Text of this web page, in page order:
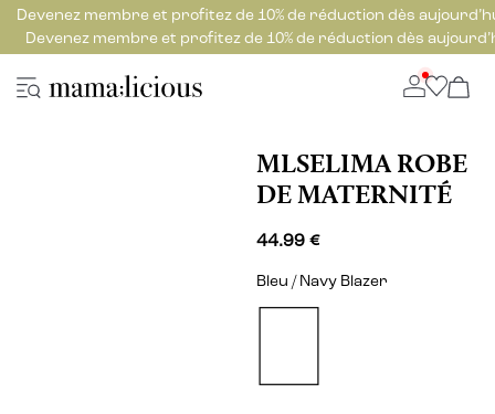
Devenez membre et profitez de 10% de réduction dès
Devenez membre et profitez de 10% de réduction dès
MLSELIMA ROBE
DE MATERNITÉ
44.99 €
Bleu / Navy Blazer